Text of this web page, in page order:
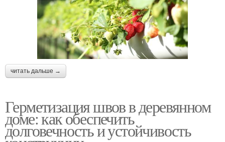
читать дальше →
Герметизация швов в деревянном
доме: как обеспечить
долговечность и устойчивость